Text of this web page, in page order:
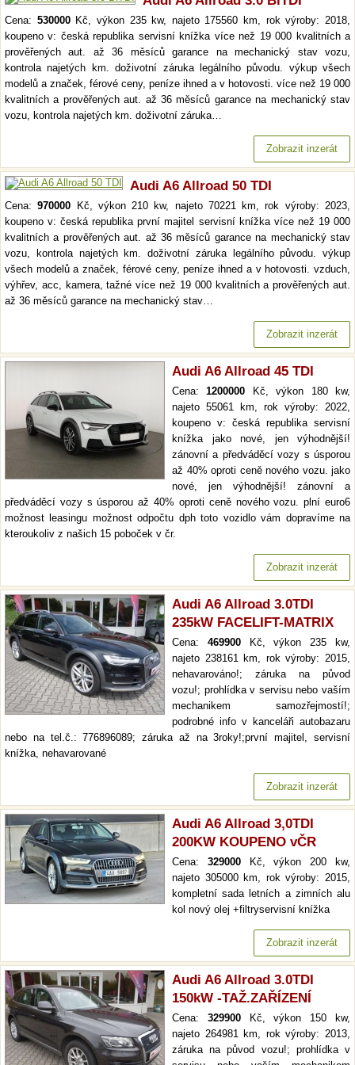
Cena: 530000Kč, výkon 235 kw, najeto 175560 km, rok výroby: 2018,
koupeno v: česká republika servisní knížka více než 19 000 kvalitních a
prověřených aut. až 36 měsíců garance na mechanický stav vozu,
kontrola najetých km. doživotní záruka legálního původu. výkup všech
modelů a značek, férové ceny, peníze ihned a v hotovosti. více než 19 000
kvalitních a prověřených aut. až 36 měsíců garance na mechanický stav
vozu, kontrola najetých km. doživotní záruka…
Zobrazit inzerát
Audi A6 Allroad 50 TDI
Cena:970000 Kč, výkon 210 kw, najeto 70221 km, rok výroby: 2023,
koupeno v: česká republika první majitel servisní knížka více než 19 000
kvalitních a prověřených aut. až 36 měsíců garance na mechanický stav
vozu, kontrola najetých km. doživotní záruka legálního původu. výkup
všech modelů a značek, férové ceny, peníze ihned a v hotovosti. vzduch,
výhřev, acc, kamera, tažné více než 19 000 kvalitních a prověřených aut.
až 36 měsíců garance na mechanický stav…
Zobrazit inzerát
Audi A6 Allroad 45 TDI
Cena:1200000 Kč, výkon 180 kw,
najeto 55061 km, rok výroby: 2022,
koupeno v: česká republika servisní
knížka jako nové, jen výhodnější!
zánovní a předváděcí vozy s úsporou
až 40% oproti ceně nového vozu. jako
nové, jen výhodnější! zánovní a
předváděcí vozy s úsporou až 40% oproti ceně nového vozu. plní euro6
možnost leasingu možnost odpočtu dph toto vozidlo vám dopravíme na
kteroukoliv z našich 15 poboček v čr.
Zobrazit inzerát
Audi A6 Allroad 3.0TDI
235kW FACELIFT-MATRIX
Cena: 469900Kč, výkon 235 kw,
najeto 238161 km, rok výroby: 2015,
nehavarováno!; záruka na původ
vozu!; prohlídka v servisu nebo vaším
mechanikem samozřejmostí!;
podrobné info v kanceláři autobazaru
nebo na tel.č.: 776896089; záruka až na 3roky!;první majitel, servisní
knížka, nehavarované
Zobrazit inzerát
Audi A6 Allroad 3,0TDI
200KW KOUPENO vČR
Cena: 329000Kč, výkon 200 kw,
najeto 305000 km, rok výroby: 2015,
kompletní sada letních a zimních alu
kol nový olej +filtryservisní knížka
Zobrazit inzerát
Audi A6 Allroad 3.0TDI
150kW -TAŽ.ZAŘÍZENÍ
Cena: 329900Kč, výkon 150 kw,
najeto 264981 km, rok výroby: 2013,
záruka na původ vozu!; prohlídka v